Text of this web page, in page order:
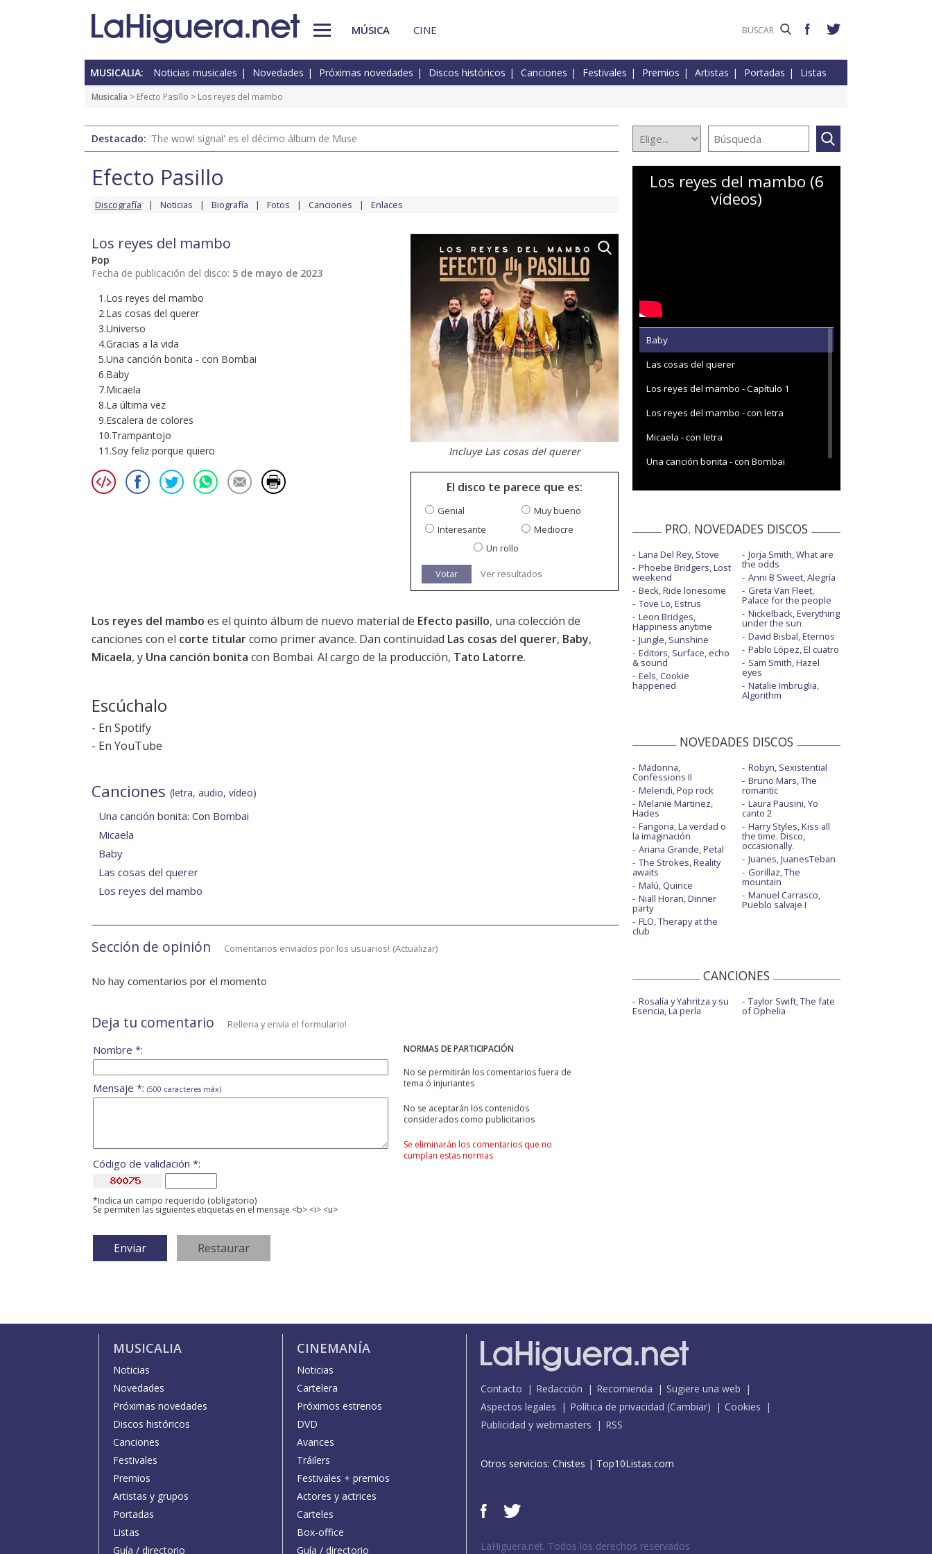
MÚSICA CINE
MUSICALIA: Noticias musicales Novedades Próximas novedades Discos históricos Canciones Festivales Premios Artistas Portadas Listas
Musicalia > Efecto Pasillo > Los reyes del mambo
Destacado: 'The wow! signal' es el décimo álbum de Muse
Efecto Pasillo
Discografía Noticias Biografía Fotos Canciones Enlaces
Los reyes del mambo
Pop
Fecha de publicación del disco: 5 de mayo de 2023
1.Los reyes del mambo
2.Las cosas del querer
3.Universo
4.Gracias a la vida
5.Una canción bonita - con Bombai
6.Baby
7.Micaela
8.La última vez
9.Escalera de colores
10.Trampantojo
11.Soy feliz porque quiero
Incluye Las cosas del querer
El disco te parece que es:
Genial
Muy bueno
Interesante
Mediocre
Un rollo
Votar Ver resultados
Los reyes del mambo es el quinto álbum de nuevo material de Efecto pasillo, una colección de
canciones con el corte titularcomo primer avance. Dan continuidad Las cosas del querer, Baby,
Micaela, y Una canción bonita con Bombai. Al cargo de la producción, Tato Latorre.
Escúchalo
- En Spotify
- En YouTube
Canciones (letra, audio, vídeo)
Una canción bonita: Con Bombai
Micaela
Baby
Las cosas del querer
Los reyes del mambo
Sección de opinión Comentarios enviados por los usuarios! (Actualizar)
No hay comentarios por el momento
Deja tu comentario Rellena y envía el formulario!
NORMAS DE PARTICIPACIÓN
No se permitirán los comentarios fuera de
tema ó injuriantes
No se aceptarán los contenidos
considerados como publicitarios
Se eliminarán los comentarios que no
cumplan estas normas
Nombre *:
Mensaje *: (500 caracteres máx)
Código de validación *:
*Indica un campo requerido (obligatorio)
Se permiten las siguientes etiquetas en el mensaje <b> <i> <u>
Los reyes del mambo (6
vídeos)
Baby
Las cosas del querer
Los reyes del mambo - Capítulo 1
Los reyes del mambo - con letra
Micaela - con letra
Una canción bonita - con Bombai
PRO. NOVEDADES DISCOS
Lana Del Rey, Stove
Phoebe Bridgers, Lost
weekend
Beck, Ride lonesome
Tove Lo, Estrus
Leon Bridges,
Happiness anytime
Jungle, Sunshine
Editors, Surface, echo
& sound
Eels, Cookie
happened
Jorja Smith, What are
the odds
Anni B Sweet, Alegría
Greta Van Fleet,
Palace for the people
Nickelback, Everything
under the sun
David Bisbal, Eternos
Pablo López, El cuatro
Sam Smith, Hazel
eyes
Natalie Imbruglia,
Algorithm
NOVEDADES DISCOS
Madonna,
Confessions II
Melendi, Pop rock
Melanie Martinez,
Hades
Fangoria, La verdad o
la imaginación
Ariana Grande, Petal
The Strokes, Reality
awaits
Malú, Quince
Niall Horan, Dinner
party
FLO, Therapy at the
club
Robyn, Sexistential
Bruno Mars, The
romantic
Laura Pausini, Yo
canto 2
Harry Styles, Kiss all
the time. Disco,
occasionally.
Juanes, JuanesTeban
Gorillaz, The
mountain
Manuel Carrasco,
Pueblo salvaje I
CANCIONES
Rosalía y Yahritza y su
Esencia, La perla
Taylor Swift, The fate
of Ophelia
MUSICALIA
Noticias
Novedades
Próximas novedades
Discos históricos
Canciones
Festivales
Premios
Artistas y grupos
Portadas
Listas
Guía / directorio
CINEMANÍA
Noticias
Cartelera
Próximos estrenos
DVD
Avances
Tráilers
Festivales + premios
Actores y actrices
Carteles
Box-office
Guía / directorio
Contacto Redacción Recomienda
Sugiere una web
Aspectos legales
Política de privacidad (Cambiar)
Cookies
Publicidad y webmasters
RSS
Otros servicios: Chistes | Top10Listas.com
LaHiguera.net. Todos los derechos reservados